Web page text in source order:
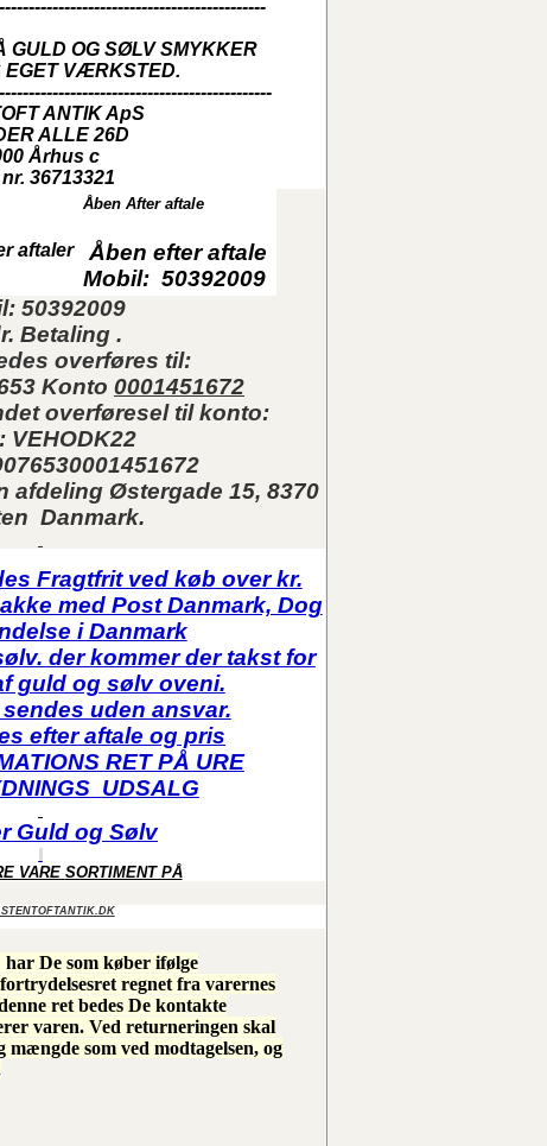
GULD OG SØLV SMYKKER
EGET VÆRKSTED.
ANTIK ApS
ALLE 26D
Århus c
36713321
Åben After aftale
aftaler
Åben efter aftale
Mobil: 50392009
50392009
Betaling .
overføres til:
Konto 0001451672
overføresel til konto:
VEHODK22
afdeling Østergade 15, 8370
Danmark.
Fragtfrit ved køb over kr.
med Post Danmark, Dog
i Danmark
der kommer der takst for
guld og sølv oveni.
uden ansvar.
efter aftale og pris
RET PÅ URE
UDSALG
Guld og Sølv
VARE SORTIMENT PÅ
De som køber ifølge
regnet fra varernes
ret bedes De kontakte
varen. Ved returneringen skal
som ved modtagelsen, og